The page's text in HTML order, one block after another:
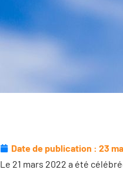
Date de publication : 23
Le 21 mars 2022 a été